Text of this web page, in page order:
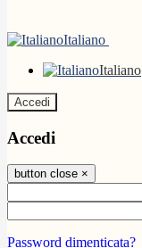
Italiano
Italiano
Accedi
Accedi
button close ×
Password dimenticata?